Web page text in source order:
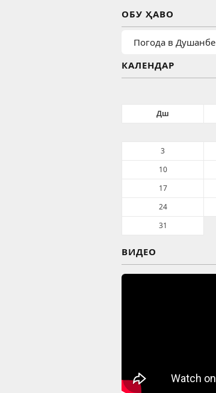
ОБУ ҲАВО
Погода в Душанбе
КАЛЕНДАР
Дш
3
10
17
24
31
ВИДЕО